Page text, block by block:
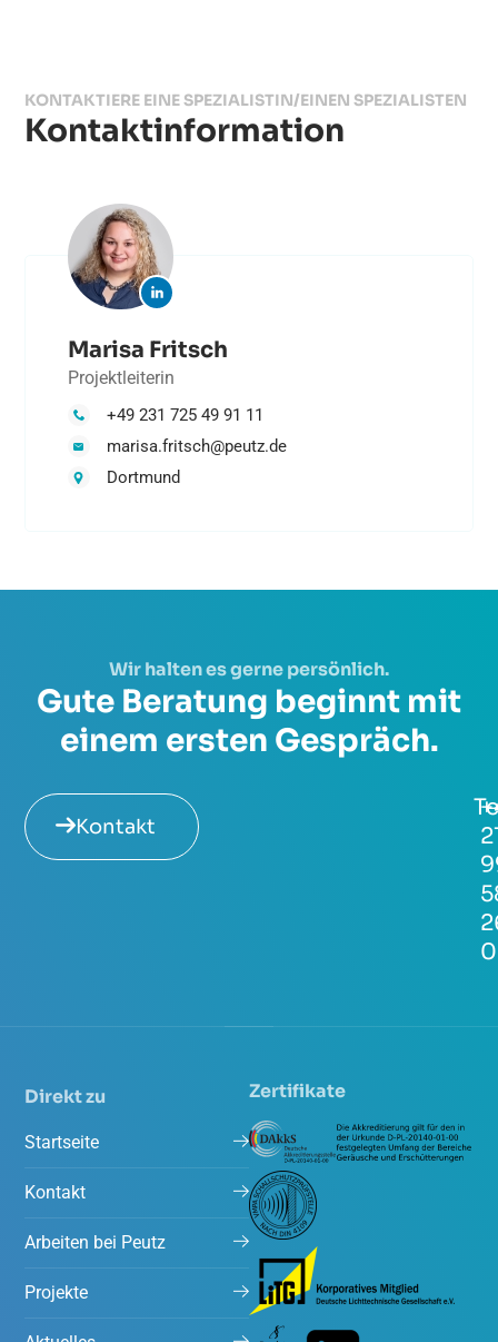
KONTAKTIERE EINE SPEZIALISTIN/EINEN SPEZIALISTEN
Kontaktinformation
Marisa Fritsch
Projektleiterin
+49 231 725 49 91 11
marisa.fritsch@peutz.de
Dortmund
Wir halten es gerne persönlich.
Gute Beratung beginnt mit
einem ersten Gespräch.
Kontakt
0
Direkt zu
Startseite
Kontakt
Arbeiten bei Peutz
Projekte
Zertifikate